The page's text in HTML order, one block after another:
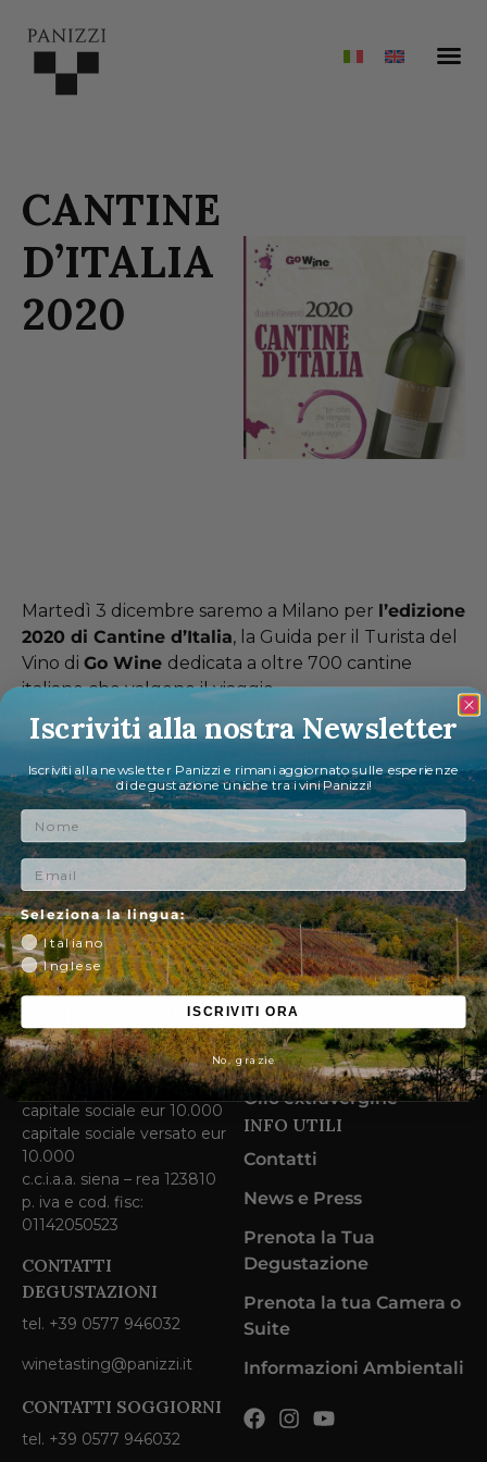
CANTINE
D’ITALIA
2020
Martedì 3 dicembre saremo a Milano per l’edizione
2020 di Cantine d’Italia, la Guida per il Turista del
Vino di Go Wine dedicata a oltre 700 cantine
italiane che valgono il viaggio.
Tra questaPanizzi spicca in eccellenzaancora
Vernaccia di San Gimignano
Riserva.
SOCIETÀ AGRICOLA
PANIZZI SRL
loc. larniano 1, san gimignano
capitale sociale eur 10.000
capitale sociale versato eur
10.000
c.c.i.a.a. siena – rea 123810
p. iva e cod. fisc:
01142050523
CONTATTI
DEGUSTAZIONI
tel. +39 0577 946032
winetasting@panizzi.it
CONTATTI SOGGIORNI
tel. +39 0577 946032
SU DI NOI
Azienda
Vigneti
Vini
Olio extravergine
INFO UTILI
Contatti
News e Press
Prenota la Tua
Degustazione
Prenota la tua Camera o
Suite
Informazioni Ambientali
Iscriviti alla nostra Newsletter
Iscriviti alla newsletter Panizzi e rimani aggiornato sulle esperienze
di degustazione uniche tra i vini Panizzi!
Nome
Email
Seleziona la lingua:
Italiano
Inglese
ISCRIVITI ORA
No, grazie